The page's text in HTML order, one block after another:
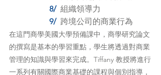
8/ 組織領導力
9/ 跨境公司的商業行為
在這門商學美國大學預備課中，商學研究論文
的撰寫是基本的學習重點，學生將透過對商業
管理的知識與學習來完成。Tiffany 教授將進行
一系列有關國際商業基礎的課程與個別指導，